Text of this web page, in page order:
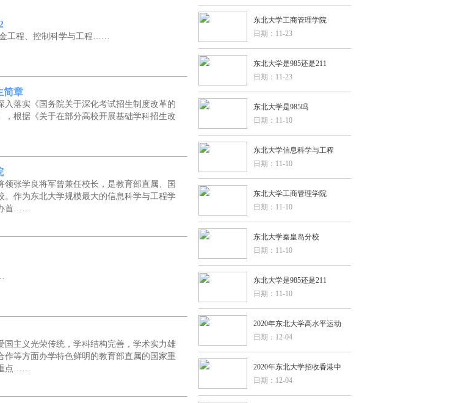
工程、控制科学与工程……
简章
入落实《国务院关于深化考试招生制度改革的
，根据《关于在部分高校开展基础学科招生改
领张学良将军曾兼任校长，是教育部直属、国
。作为东北大学规模最大的信息科学与工程学
办首……
国主义光荣传统，学科结构完善，学术实力雄
作等方面办学特色鲜明的教育部直属的国家重
重点……
东北大学工商管理学院
日期：11-23
东北大学是985还是211
日期：11-23
东北大学是985吗
日期：11-10
东北大学信息科学与工程
日期：11-10
东北大学工商管理学院
日期：11-10
东北大学秦皇岛分校
日期：11-10
东北大学是985还是211
日期：11-10
2020年东北大学高水平运动
日期：12-04
2020年东北大学招收香港中
日期：12-04